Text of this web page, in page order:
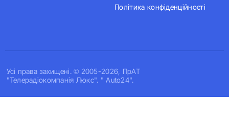
Усi права захищенi. © 2005-2026, ПрАТ
"Телерадіокомпанія Люкс". " Auto24".
Політика конфіденційності